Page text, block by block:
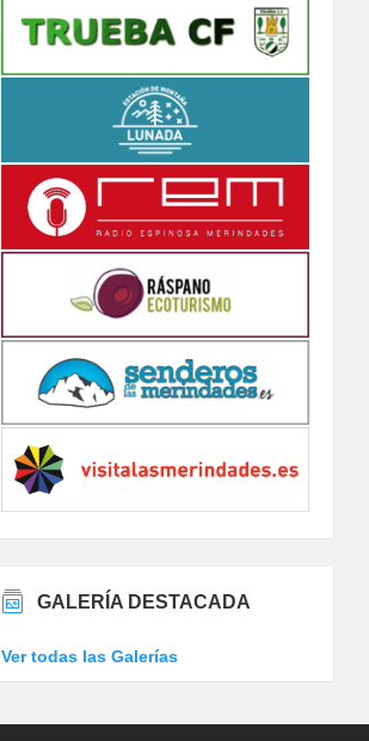
GALERÍA DESTACADA
Ver todas las Galerías